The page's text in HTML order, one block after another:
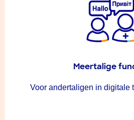
Meertalige
Voor andertaligen in digitale